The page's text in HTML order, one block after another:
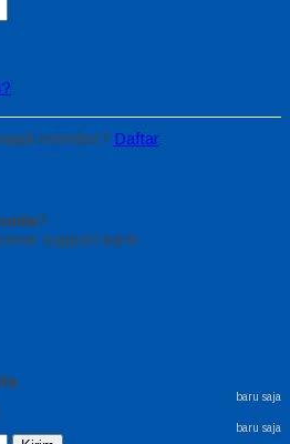
member? Daftar
support kami
baru saja
baru saja